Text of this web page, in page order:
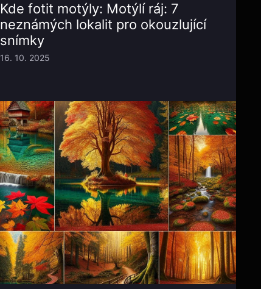
Kde fotit motýly: Motýlí ráj: 7
neznámých lokalit pro okouzlující
snímky
16. 10. 2025